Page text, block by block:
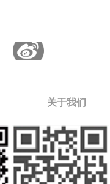
公司介绍
联系我们
关于我们